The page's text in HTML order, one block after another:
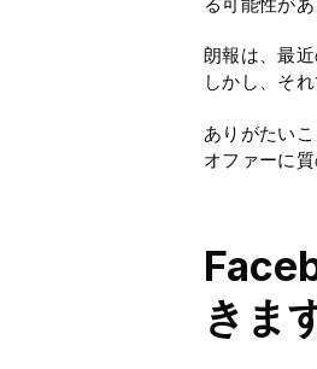
朗報は、最
しかし、そ
ありがたい
オファーに
きま